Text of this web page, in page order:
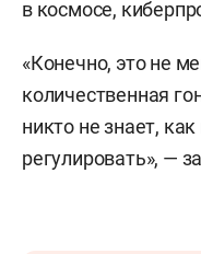
в космосе,
«Конечно, это не
количественная
никто не знает,
регулировать», —